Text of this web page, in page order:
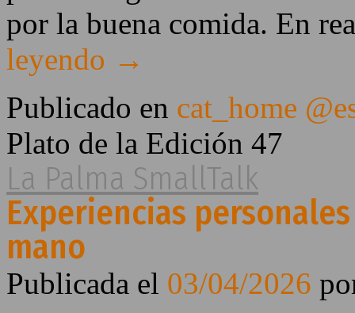
por la buena comida. En
leyendo →
Publicado en cat_home
Plato de la Edición 47
La Palma SmallTalk
Experiencias
mano
Publicada el 03/04/2026